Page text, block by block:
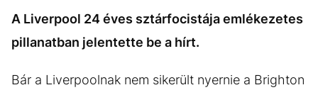
A Liverpool 24 éves sztárfocistája emlékezetes
pillanatban jelentette be a hírt.
Bár a Liverpoolnak nem sikerült nyernie a Brighton